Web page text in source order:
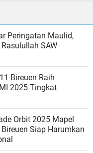
Peringatan Maulid,
SAW
Bireuen Raih
2025 Tingkat
Orbit 2025 Mapel
Siap Harumkan